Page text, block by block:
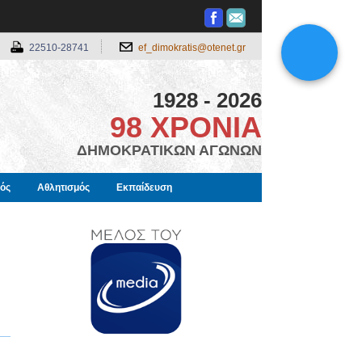
22510-28741 ef_dimokratis@otenet.gr
1928 - 2026
98 ΧΡΟΝΙΑ
ΔΗΜΟΚΡΑΤΙΚΩΝ ΑΓΩΝΩΝ
Αθλητισμός Εκπαίδευση